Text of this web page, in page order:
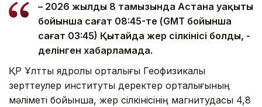
– 2026 жылдың 8 тамызында Астана уақыты
бойынша сағат 08:45-те (GMT бойынша
сағат 03:45) Қытайда жер сілкінісі болды, -
делінген хабарламада.
ҚР Ұлттық ядролық орталығы Геофизикалық
зерттеулер институты деректер орталығының
мәліметі бойынша, жер сілкінісінің магнитудасы 4,8